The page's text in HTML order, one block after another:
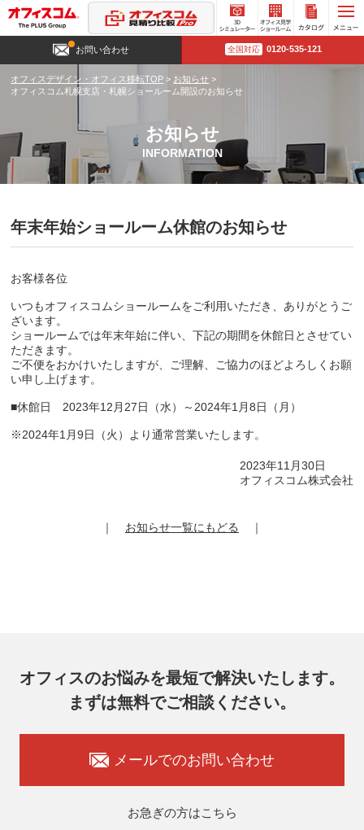
3D
シミュ
ー
オフィ
ス見学
お問い合わせ 全国対応 0120-535-121
オフィスデザイン・オフィス移転TOP > お知らせ >
オフィスコム札幌支店・札幌ショールーム開設のお知らせ
お知らせ
INFORMATION
年末年始ショールーム休館のお知らせ
お客様各位
いつもオフィスコムショールームをご利用いただき、ありがとうご
ざいます。
ショールームでは年末年始に伴い、下記の期間を休館日とさせてい
ただきます。
ご不便をおかけいたしますが、ご理解、ご協力のほどよろしくお願
い申し上げます。
■休館日 2023年12月27日（水）～2024年1月8日（月）
※2024年1月9日（火）より通常営業いたします。
2023年11月30日
オフィスコム株式会社
｜ お知らせ一覧にもどる ｜
オフィスのお悩みを最短で解決いたします。
まずは無料でご相談ください。
メールでのお問い合わせ
お急ぎの方はこちら